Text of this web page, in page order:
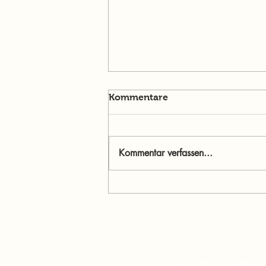
Kommentare
Kommentar verfassen...